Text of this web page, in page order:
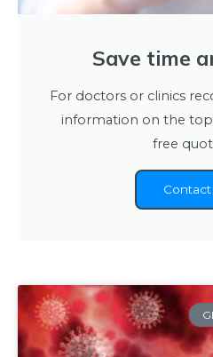
Save time
For doctors or clinics
information on the
free